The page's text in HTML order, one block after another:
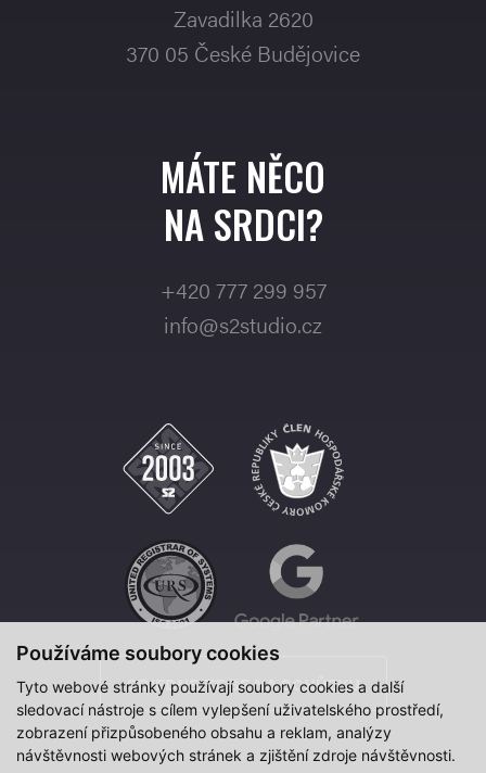
Používáme soubory cookies
Tyto webové stránky používají soubory cookies a další
sledovací nástroje s cílem vylepšení uživatelského prostředí,
zobrazení přizpůsobeného obsahu a reklam, analýzy
návštěvnosti webových stránek a zjištění zdroje návštěvnosti.
Zavadilka 2620
370 05 České Budějovice
MÁTE NĚCO
NA SRDCI?
+420 777 299 957
info@s2studio.cz
OBJEDNEJTE SE NA SCHŮZKU